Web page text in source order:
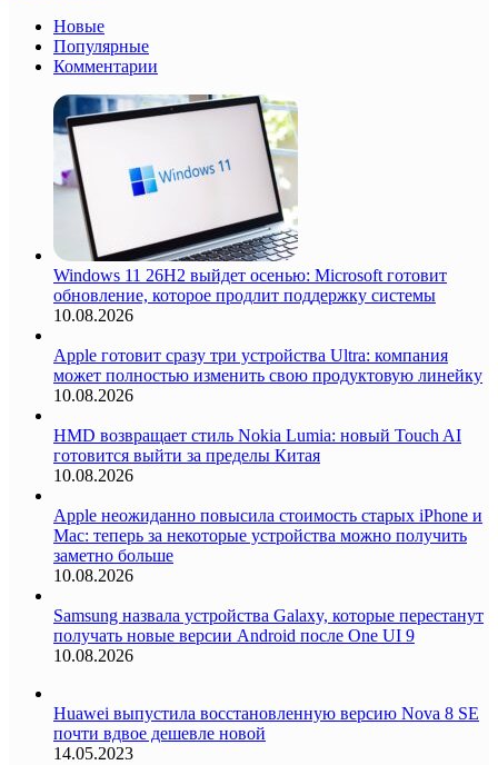
Новые
Популярные
Комментарии
Windows 11 26H2 выйдет осенью: Microsoft готовит
обновление, которое продлит поддержку системы
10.08.2026
Apple готовит сразу три устройства Ultra: компания
может полностью изменить свою продуктовую линейку
10.08.2026
HMD возвращает стиль Nokia Lumia: новый Touch AI
готовится выйти за пределы Китая
10.08.2026
Apple неожиданно повысила стоимость старых iPhone и
Mac: теперь за некоторые устройства можно получить
заметно больше
10.08.2026
Samsung назвала устройства Galaxy, которые перестанут
получать новые версии Android после One UI 9
10.08.2026
Huawei выпустила восстановленную версию Nova 8 SE
почти вдвое дешевле новой
14.05.2023